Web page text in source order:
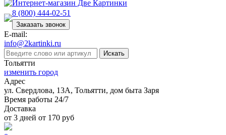
8 (800) 444-02-51
Заказать звонок
E-mail:
info@2kartinki.ru
Искать
Тольятти
изменить город
Адрес
ул. Свердлова, 13А, Тольятти, дом быта Заря
Время работы 24/7
Доставка
от 3 дней от 170 руб